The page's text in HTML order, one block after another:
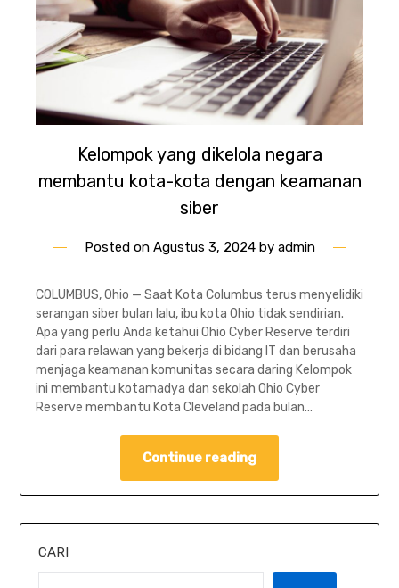
Kelompok yang dikelola negara
membantu kota-kota dengan keamanan
siber
Posted on Agustus 3, 2024by admin
COLUMBUS, Ohio — Saat Kota Columbus terus menyelidiki
serangan siber bulan lalu, ibu kota Ohio tidak sendirian.
Apa yang perlu Anda ketahui Ohio Cyber ​​Reserve terdiri
dari para relawan yang bekerja di bidang IT dan berusaha
menjaga keamanan komunitas secara daring Kelompok
ini membantu kotamadya dan sekolah Ohio Cyber ​​
Reserve membantu Kota Cleveland pada bulan…
Continue reading
CARI